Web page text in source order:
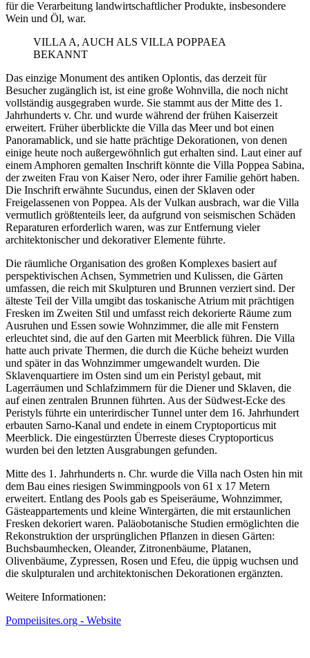
für die Verarbeitung landwirtschaftlicher Produkte, insbesondere
Wein und Öl, war.
VILLA A, AUCH ALS VILLA POPPAEA
BEKANNT
Das einzige Monument des antiken Oplontis, das derzeit für
Besucher zugänglich ist, ist eine große Wohnvilla, die noch nicht
vollständig ausgegraben wurde. Sie stammt aus der Mitte des 1.
Jahrhunderts v. Chr. und wurde während der frühen Kaiserzeit
erweitert. Früher überblickte die Villa das Meer und bot einen
Panoramablick, und sie hatte prächtige Dekorationen, von denen
einige heute noch außergewöhnlich gut erhalten sind. Laut einer auf
einem Amphoren gemalten Inschrift könnte die Villa Poppea Sabina,
der zweiten Frau von Kaiser Nero, oder ihrer Familie gehört haben.
Die Inschrift erwähnte Sucundus, einen der Sklaven oder
Freigelassenen von Poppea. Als der Vulkan ausbrach, war die Villa
vermutlich größtenteils leer, da aufgrund von seismischen Schäden
Reparaturen erforderlich waren, was zur Entfernung vieler
architektonischer und dekorativer Elemente führte.
Die räumliche Organisation des großen Komplexes basiert auf
perspektivischen Achsen, Symmetrien und Kulissen, die Gärten
umfassen, die reich mit Skulpturen und Brunnen verziert sind. Der
älteste Teil der Villa umgibt das toskanische Atrium mit prächtigen
Fresken im Zweiten Stil und umfasst reich dekorierte Räume zum
Ausruhen und Essen sowie Wohnzimmer, die alle mit Fenstern
erleuchtet sind, die auf den Garten mit Meerblick führen. Die Villa
hatte auch private Thermen, die durch die Küche beheizt wurden
und später in das Wohnzimmer umgewandelt wurden. Die
Sklavenquartiere im Osten sind um ein Peristyl gebaut, mit
Lagerräumen und Schlafzimmern für die Diener und Sklaven, die
auf einen zentralen Brunnen führten. Aus der Südwest-Ecke des
Peristyls führte ein unterirdischer Tunnel unter dem 16. Jahrhundert
erbauten Sarno-Kanal und endete in einem Cryptoporticus mit
Meerblick. Die eingestürzten Überreste dieses Cryptoporticus
wurden bei den letzten Ausgrabungen gefunden.
Mitte des 1. Jahrhunderts n. Chr. wurde die Villa nach Osten hin mit
dem Bau eines riesigen Swimmingpools von 61 x 17 Metern
erweitert. Entlang des Pools gab es Speiseräume, Wohnzimmer,
Gästeappartements und kleine Wintergärten, die mit erstaunlichen
Fresken dekoriert waren. Paläobotanische Studien ermöglichten die
Rekonstruktion der ursprünglichen Pflanzen in diesen Gärten:
Buchsbaumhecken, Oleander, Zitronenbäume, Platanen,
Olivenbäume, Zypressen, Rosen und Efeu, die üppig wuchsen und
die skulpturalen und architektonischen Dekorationen ergänzten.
Weitere Informationen:
Pompeiisites.org - Website